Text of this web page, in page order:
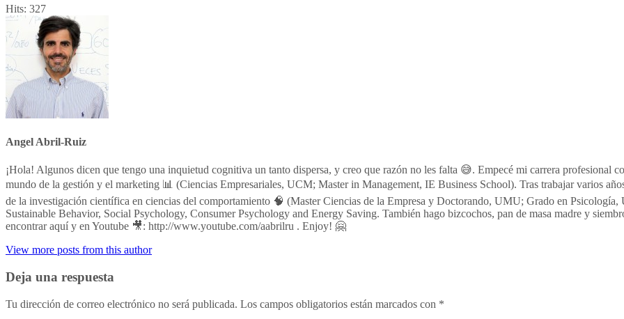
Hits: 327
Angel Abril-Ruiz
¡Hola! Algunos dicen que tengo una inquietud cognitiva un tanto dispersa, y creo que razón no les falta 😅. Empecé mi carrera
mundo de la gestión y el marketing 📊 (Ciencias Empresariales, UCM; Master in Management, IE Business School). Tras trabajar varios
de la investigación científica en ciencias del comportamiento 🧠 (Master Ciencias de la Empresa y Doctorando, UMU; Grado en
Sustainable Behavior, Social Psychology, Consumer Psychology and Energy Saving. También hago bizcochos, pan de masa madre y
encontrar aquí y en Youtube 🎥: http://www.youtube.com/aabrilru . Enjoy! 🤗
View more posts from this author
Deja una respuesta
Tu dirección de correo electrónico no será publicada. Los campos obligatorios están marcados con *